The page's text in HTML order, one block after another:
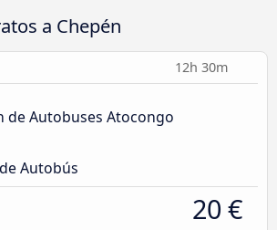
a Chepén
12h 30m
de Autobuses Atocongo
Autobús
20 €